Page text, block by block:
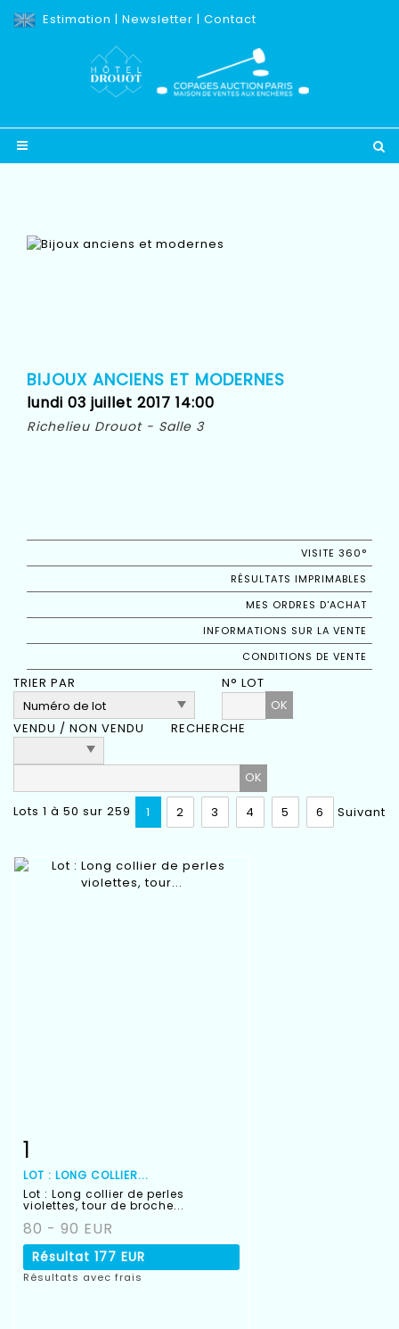
Estimation | Newsletter | Contact
BIJOUX ANCIENS ET MODERNES
lundi 03 juillet 2017 14:00
Richelieu Drouot - Salle 3
VISITE 360°
RÉSULTATS IMPRIMABLES
MES ORDRES D'ACHAT
INFORMATIONS SUR LA VENTE
CONDITIONS DE VENTE
TRIER PAR
N° LOT
OK
VENDU / NON VENDU
RECHERCHE
Lots 1 à 50 sur 259 1 2 3 4 5 6 Suivant
1
LOT : LONG COLLIER...
Lot : Long collier de perles
violettes, tour de broche...
80 - 90 EUR
Résultat 177 EUR
Résultats avec frais